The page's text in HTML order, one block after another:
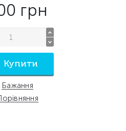
грн
Купити
Бажання